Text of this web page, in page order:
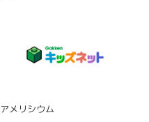
アメリシウム